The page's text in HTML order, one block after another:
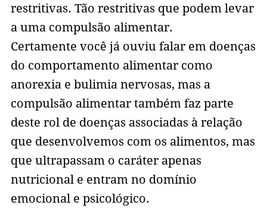
restritivas. Tão restritivas que podem levar
a uma compulsão alimentar.
Certamente você já ouviu falar em doenças
do comportamento alimentar como
anorexia e bulimia nervosas, mas a
compulsão alimentar também faz parte
deste rol de doenças associadas à relação
que desenvolvemos com os alimentos, mas
que ultrapassam o caráter apenas
nutricional e entram no domínio
emocional e psicológico.